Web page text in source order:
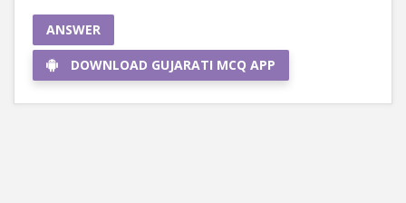
ANSWER
DOWNLOAD GUJARATI MCQ APP